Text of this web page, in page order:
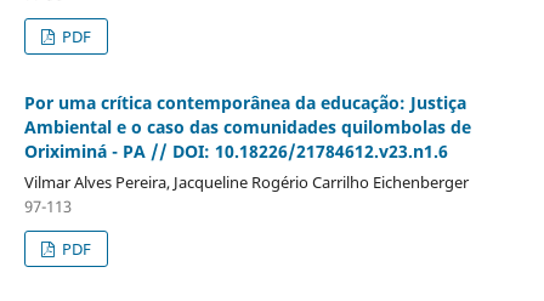
PDF
Por uma crítica contemporânea da educação: Justiça
Ambiental e o caso das comunidades quilombolas de
Oriximiná - PA // DOI: 10.18226/21784612.v23.n1.6
Vilmar Alves Pereira, Jacqueline Rogério Carrilho Eichenberger
97-113
PDF